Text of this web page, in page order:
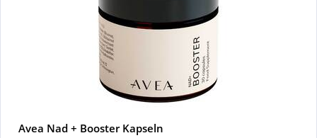
Avea Nad + Booster Kapseln